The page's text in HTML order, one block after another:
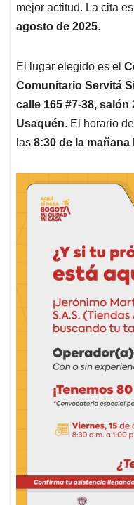
mejor actitud. La cita
agosto de 2025.
El lugar elegido es el
Comunitario Servitá
calle 165 #7-38,
Usaquén. El horario
las 8:30 de la mañana